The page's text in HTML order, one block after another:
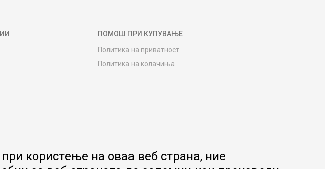
производ
ПОМОШ ПРИ КУПУВАЊЕ
Политика на приватност
Политика на колачиња
Product Finder
користење на оваа веб страна, ние